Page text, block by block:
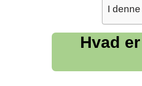
I denne
Hvad